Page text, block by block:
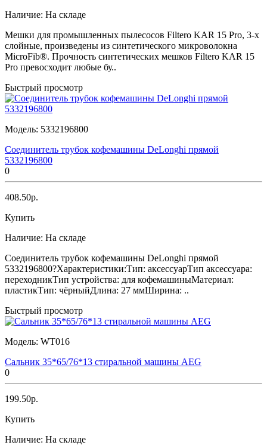
Наличие: На складе
Мешки для промышленных пылесосов Filtero KAR 15 Pro, 3-х
слойные, произведены из синтетического микроволокна
MicroFib®. Прочность синтетических мешков Filtero KAR 15
Pro превосходит любые бу..
Быстрый просмотр
Модель: 5332196800
Соединитель трубок кофемашины DeLonghi прямой
5332196800
0
408.50р.
Купить
Наличие: На складе
Соединитель трубок кофемашины DeLonghi прямой
5332196800?Характеристики:Тип: аксессуарТип аксессуара:
переходникТип устройства: для кофемашиныМатериал:
пластикТип: чёрныйДлина: 27 ммШирина: ..
Быстрый просмотр
Модель: WT016
Сальник 35*65/76*13 стиральной машины AEG
0
199.50р.
Купить
Наличие: На складе